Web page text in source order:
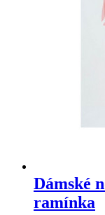
Dámské
ramínka